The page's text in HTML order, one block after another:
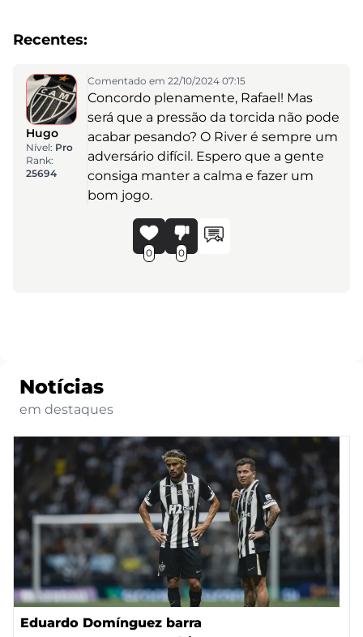
Recentes:
Hugo
Nível: Pro
Rank:
25694
Comentado em 22/10/2024 07:15
Concordo plenamente, Rafael! Mas
será que a pressão da torcida não pode
acabar pesando? O River é sempre um
adversário difícil. Espero que a gente
consiga manter a calma e fazer um
bom jogo.
0 0
Notícias
em destaques
Eduardo Domínguez barra